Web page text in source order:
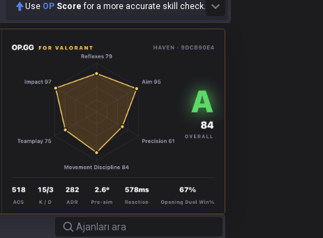
Use OP Score for a more accurate skill check.